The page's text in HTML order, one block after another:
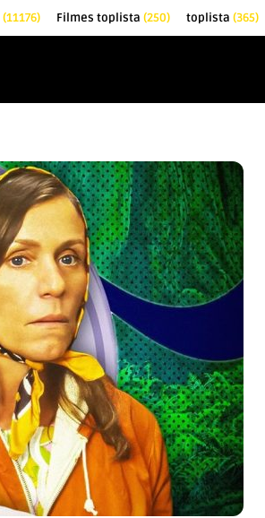
(11176) Filmes toplista (250) toplista (365)